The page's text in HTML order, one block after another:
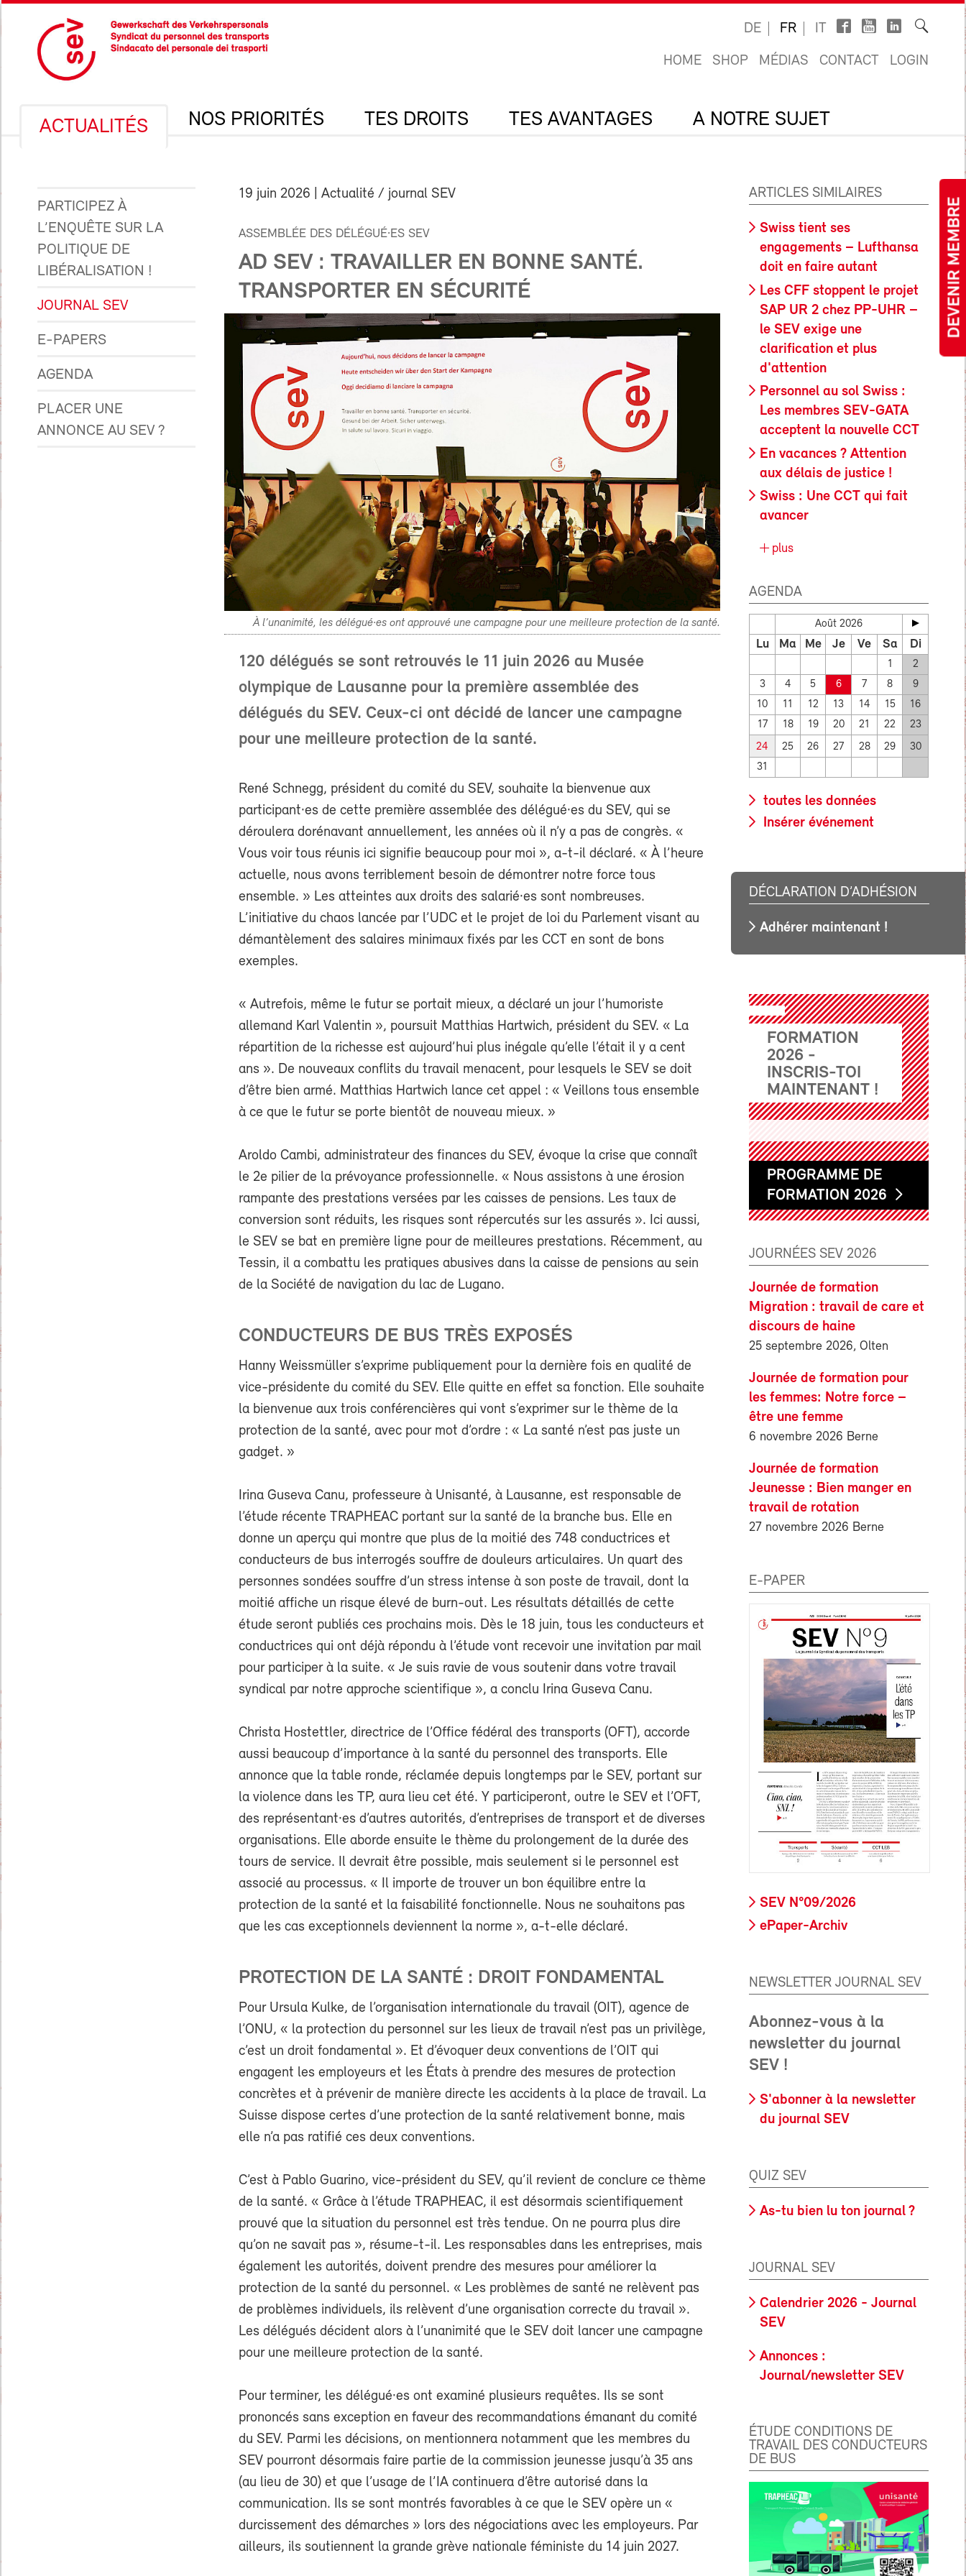
DEVENIR MEMBRE
DE FR IT
HOME SHOP MÉDIAS CONTACT LOGIN
ACTUALITÉS NOS PRIORITÉS TES DROITS TES AVANTAGES A NOTRE SUJET
PARTICIPEZ À
L’ENQUÊTE SUR LA
POLITIQUE DE
LIBÉRALISATION !
JOURNAL SEV
E-PAPERS
AGENDA
PLACER UNE
ANNONCE AU SEV ?
19 juin 2026 | Actualité / journal SEV
ASSEMBLÉE DES DÉLÉGUÉ·ES SEV
AD SEV : TRAVAILLER EN BONNE SANTÉ.
TRANSPORTER EN SÉCURITÉ
À l’unanimité, les délégué·es ont approuvé une campagne pour une meilleure protection de la santé.
120 délégués se sont retrouvés le 11 juin 2026 au Musée
olympique de Lausanne pour la première assemblée des
délégués du SEV. Ceux-ci ont décidé de lancer une campagne
pour une meilleure protection de la santé.
René Schnegg, président du comité du SEV, souhaite la bienvenue aux
participant·es de cette première assemblée des délégué·es du SEV, qui se
déroulera dorénavant annuellement, les années où il n’y a pas de congrès. «
Vous voir tous réunis ici signifie beaucoup pour moi », a-t-il déclaré. « À l’heure
actuelle, nous avons terriblement besoin de démontrer notre force tous
ensemble. » Les atteintes aux droits des salarié·es sont nombreuses.
L’initiative du chaos lancée par l’UDC et le projet de loi du Parlement visant au
démantèlement des salaires minimaux fixés par les CCT en sont de bons
exemples.
« Autrefois, même le futur se portait mieux, a déclaré un jour l’humoriste
allemand Karl Valentin », poursuit Matthias Hartwich, président du SEV. « La
répartition de la richesse est aujourd’hui plus inégale qu’elle l’était il y a cent
ans ». De nouveaux conflits du travail menacent, pour lesquels le SEV se doit
d’être bien armé. Matthias Hartwich lance cet appel : « Veillons tous ensemble
à ce que le futur se porte bientôt de nouveau mieux. »
Aroldo Cambi, administrateur des finances du SEV, évoque la crise que connaît
le 2e pilier de la prévoyance professionnelle. « Nous assistons à une érosion
rampante des prestations versées par les caisses de pensions. Les taux de
conversion sont réduits, les risques sont répercutés sur les assurés ». Ici aussi,
le SEV se bat en première ligne pour de meilleures prestations. Récemment, au
Tessin, il a combattu les pratiques abusives dans la caisse de pensions au sein
de la Société de navigation du lac de Lugano.
CONDUCTEURS DE BUS TRÈS EXPOSÉS
Hanny Weissmüller s’exprime publiquement pour la dernière fois en qualité de
vice-présidente du comité du SEV. Elle quitte en effet sa fonction. Elle souhaite
la bienvenue aux trois conférencières qui vont s’exprimer sur le thème de la
protection de la santé, avec pour mot d’ordre : « La santé n’est pas juste un
gadget. »
Irina Guseva Canu, professeure à Unisanté, à Lausanne, est responsable de
l’étude récente TRAPHEAC portant sur la santé de la branche bus. Elle en
donne un aperçu qui montre que plus de la moitié des 748 conductrices et
conducteurs de bus interrogés souffre de douleurs articulaires. Un quart des
personnes sondées souffre d’un stress intense à son poste de travail, dont la
moitié affiche un risque élevé de burn-out. Les résultats détaillés de cette
étude seront publiés ces prochains mois. Dès le 18 juin, tous les conducteurs et
conductrices qui ont déjà répondu à l’étude vont recevoir une invitation par mail
pour participer à la suite. « Je suis ravie de vous soutenir dans votre travail
syndical par notre approche scientifique », a conclu Irina Guseva Canu.
Christa Hostettler, directrice de l’Office fédéral des transports (OFT), accorde
aussi beaucoup d’importance à la santé du personnel des transports. Elle
annonce que la table ronde, réclamée depuis longtemps par le SEV, portant sur
la violence dans les TP, aura lieu cet été. Y participeront, outre le SEV et l’OFT,
des représentant·es d’autres autorités, d’entreprises de transport et de diverses
organisations. Elle aborde ensuite le thème du prolongement de la durée des
tours de service. Il devrait être possible, mais seulement si le personnel est
associé au processus. « Il importe de trouver un bon équilibre entre la
protection de la santé et la faisabilité fonctionnelle. Nous ne souhaitons pas
que les cas exceptionnels deviennent la norme », a-t-elle déclaré.
PROTECTION DE LA SANTÉ : DROIT FONDAMENTAL
Pour Ursula Kulke, de l’organisation internationale du travail (OIT), agence de
l’ONU, « la protection du personnel sur les lieux de travail n’est pas un privilège,
c’est un droit fondamental ». Et d’évoquer deux conventions de l’OIT qui
engagent les employeurs et les États à prendre des mesures de protection
concrètes et à prévenir de manière directe les accidents à la place de travail. La
Suisse dispose certes d’une protection de la santé relativement bonne, mais
elle n’a pas ratifié ces deux conventions.
C’est à Pablo Guarino, vice-président du SEV, qu’il revient de conclure ce thème
de la santé. « Grâce à l’étude TRAPHEAC, il est désormais scientifiquement
prouvé que la situation du personnel est très tendue. On ne pourra plus dire
qu’on ne savait pas », résume-t-il. Les responsables dans les entreprises, mais
également les autorités, doivent prendre des mesures pour améliorer la
protection de la santé du personnel. « Les problèmes de santé ne relèvent pas
de problèmes individuels, ils relèvent d’une organisation correcte du travail ».
Les délégués décident alors à l’unanimité que le SEV doit lancer une campagne
pour une meilleure protection de la santé.
Pour terminer, les délégué·es ont examiné plusieurs requêtes. Ils se sont
prononcés sans exception en faveur des recommandations émanant du comité
du SEV. Parmi les décisions, on mentionnera notamment que les membres du
SEV pourront désormais faire partie de la commission jeunesse jusqu’à 35 ans
(au lieu de 30) et que l’usage de l’IA continuera d’être autorisé dans la
communication. Ils se sont montrés favorables à ce que le SEV opère un «
durcissement des démarches » lors des négociations avec les employeurs. Par
ailleurs, ils soutiennent la grande grève nationale féministe du 14 juin 2027.
ARTICLES SIMILAIRES
Swiss tient ses
engagements – Lufthansa
doit en faire autant
Les CFF stoppent le projet
SAP UR 2 chez PP-UHR –
le SEV exige une
clarification et plus
d'attention
Personnel au sol Swiss :
Les membres SEV-GATA
acceptent la nouvelle CCT
En vacances ? Attention
aux délais de justice !
Swiss : Une CCT qui fait
avancer
plus
AGENDA
Août 2026
Lu Ma Me Je Ve Sa Di
1
2
3
4 5 6 7 8
9
10
11 12 13 14 15
16
17
18 19 20 21 22 23
24 25 26 27 28 29
30
31
toutes les données
Insérer événement
DÉCLARATION D’ADHÉSION
Adhérer maintenant !
FORMATION
2026 -
INSCRIS-TOI
MAINTENANT !
PROGRAMME DE
FORMATION 2026
JOURNÉES SEV 2026
Journée de formation
Migration : travail de care et
discours de haine
25 septembre 2026, Olten
Journée de formation pour
les femmes: Notre force –
être une femme
6 novembre 2026 Berne
Journée de formation
Jeunesse : Bien manger en
travail de rotation
27 novembre 2026 Berne
E-PAPER
SEV N°09/2026
ePaper-Archiv
NEWSLETTER JOURNAL SEV
Abonnez-vous à la
newsletter du journal
SEV !
S'abonner à la newsletter
du journal SEV
QUIZ SEV
As-tu bien lu ton journal ?
JOURNAL SEV
Calendrier 2026 - Journal
SEV
Annonces :
Journal/newsletter SEV
ÉTUDE CONDITIONS DE
TRAVAIL DES CONDUCTEURS
DE BUS